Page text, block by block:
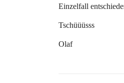
Einzelfall
Tschüüüsss
Olaf